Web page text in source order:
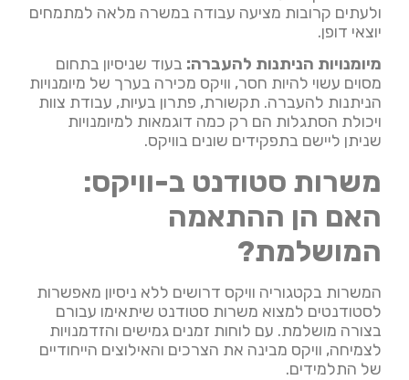
ולעתים קרובות מציעה עבודה במשרה מלאה למתמחים
יוצאי דופן.
מיומנויות הניתנות להעברה: בעוד שניסיון בתחום
מסוים עשוי להיות חסר, וויקס מכירה בערך של מיומנויות
הניתנות להעברה. תקשורת, פתרון בעיות, עבודת צוות
ויכולת הסתגלות הם רק כמה דוגמאות למיומנויות
שניתן ליישם בתפקידים שונים בוויקס.
משרות סטודנט ב-וויקס:
האם הן ההתאמה
המושלמת?
המשרות בקטגוריה וויקס דרושים ללא ניסיון מאפשרות
לסטודנטים למצוא משרות סטודנט שיתאימו עבורם
בצורה מושלמת. עם לוחות זמנים גמישים והזדמנויות
לצמיחה, וויקס מבינה את הצרכים והאילוצים הייחודיים
של התלמידים.